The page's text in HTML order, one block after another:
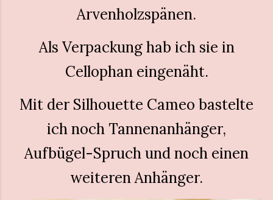
Arvenholzspänen.
Als Verpackung hab ich sie in
Cellophan eingenäht.
Mit der Silhouette Cameo bastelte
ich noch Tannenanhänger,
Aufbügel-Spruch und noch einen
weiteren Anhänger.